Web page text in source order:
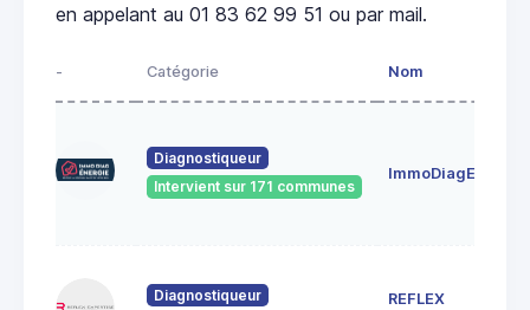
en appelant au 01 83 62 99 51 ou par mail.
- Catégorie Nom
Diagnostiqueur
Intervient sur 171 communes
ImmoDiagEnergie
Diagnostiqueur
REFLEX